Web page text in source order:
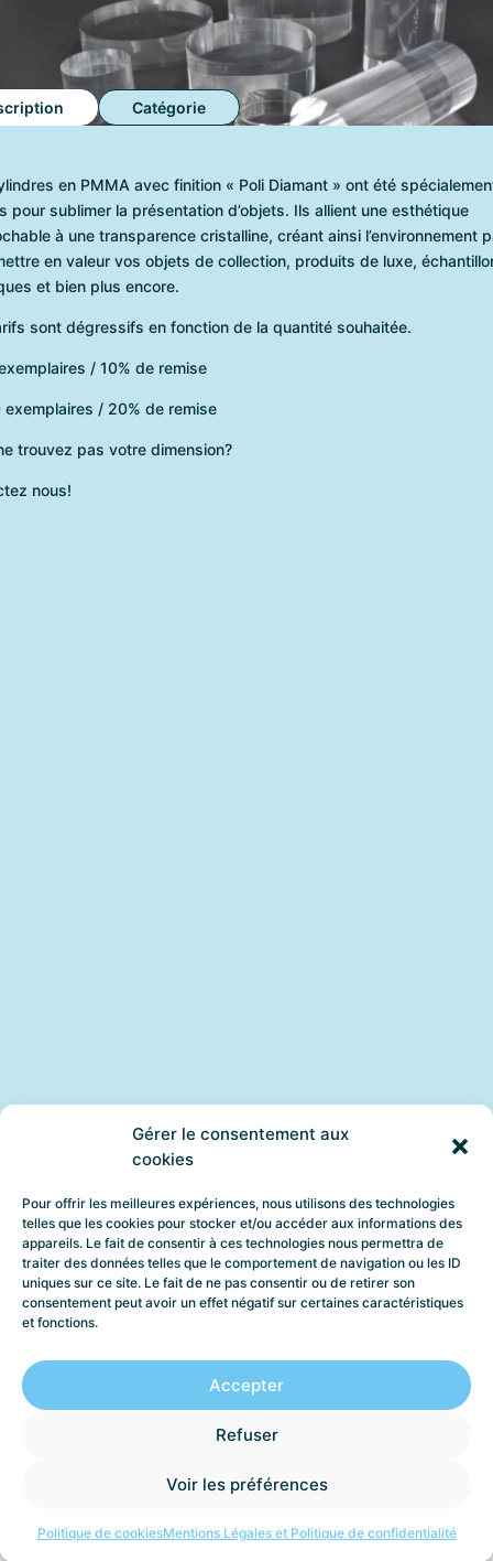
Gérer le consentement aux
cookies
Pour offrir les meilleures expériences, nous utilisons des technologies
telles que les cookies pour stocker et/ou accéder aux informations des
appareils. Le fait de consentir à ces technologies nous permettra de
traiter des données telles que le comportement de navigation ou les ID
uniques sur ce site. Le fait de ne pas consentir ou de retirer son
consentement peut avoir un effet négatif sur certaines caractéristiques
et fonctions.
Accepter
Refuser
Voir les préférences
Politique de cookiesMentions Légales et Politique de confidentialité
Catégorie
en PMMA avec finition « Poli Diamant » ont été
pour sublimer la présentation d’objets. Ils allient une esthétique
à une transparence cristalline, créant ainsi l’environnement
en valeur vos objets de collection, produits de luxe,
et bien plus encore.
sont dégressifs en fonction de la quantité souhaitée.
/ 10% de remise
exemplaires / 20% de remise
trouvez pas votre dimension?
nous!